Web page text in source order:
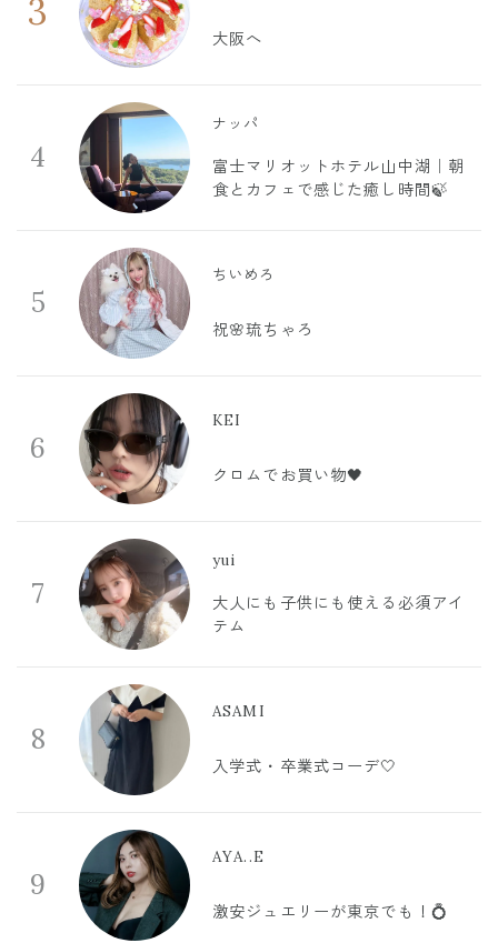
3
大阪へ
4
ナッパ
富士マリオットホテル山中湖｜朝
食とカフェで感じた癒し時間🍃
5
ちいめろ
祝🌸琉ちゃろ
6
KEI
クロムでお買い物🖤
7
yui
大人にも子供にも使える必須アイ
テム
8
ASAMI
入学式・卒業式コーデ🤍
9
AYA..E
激安ジュエリーが東京でも！💍